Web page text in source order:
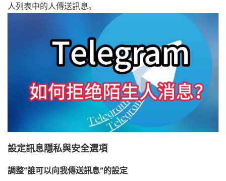
人列表中的人傳送訊息。
設定訊息隱私與安全選項
調整“誰可以向我傳送訊息”的設定